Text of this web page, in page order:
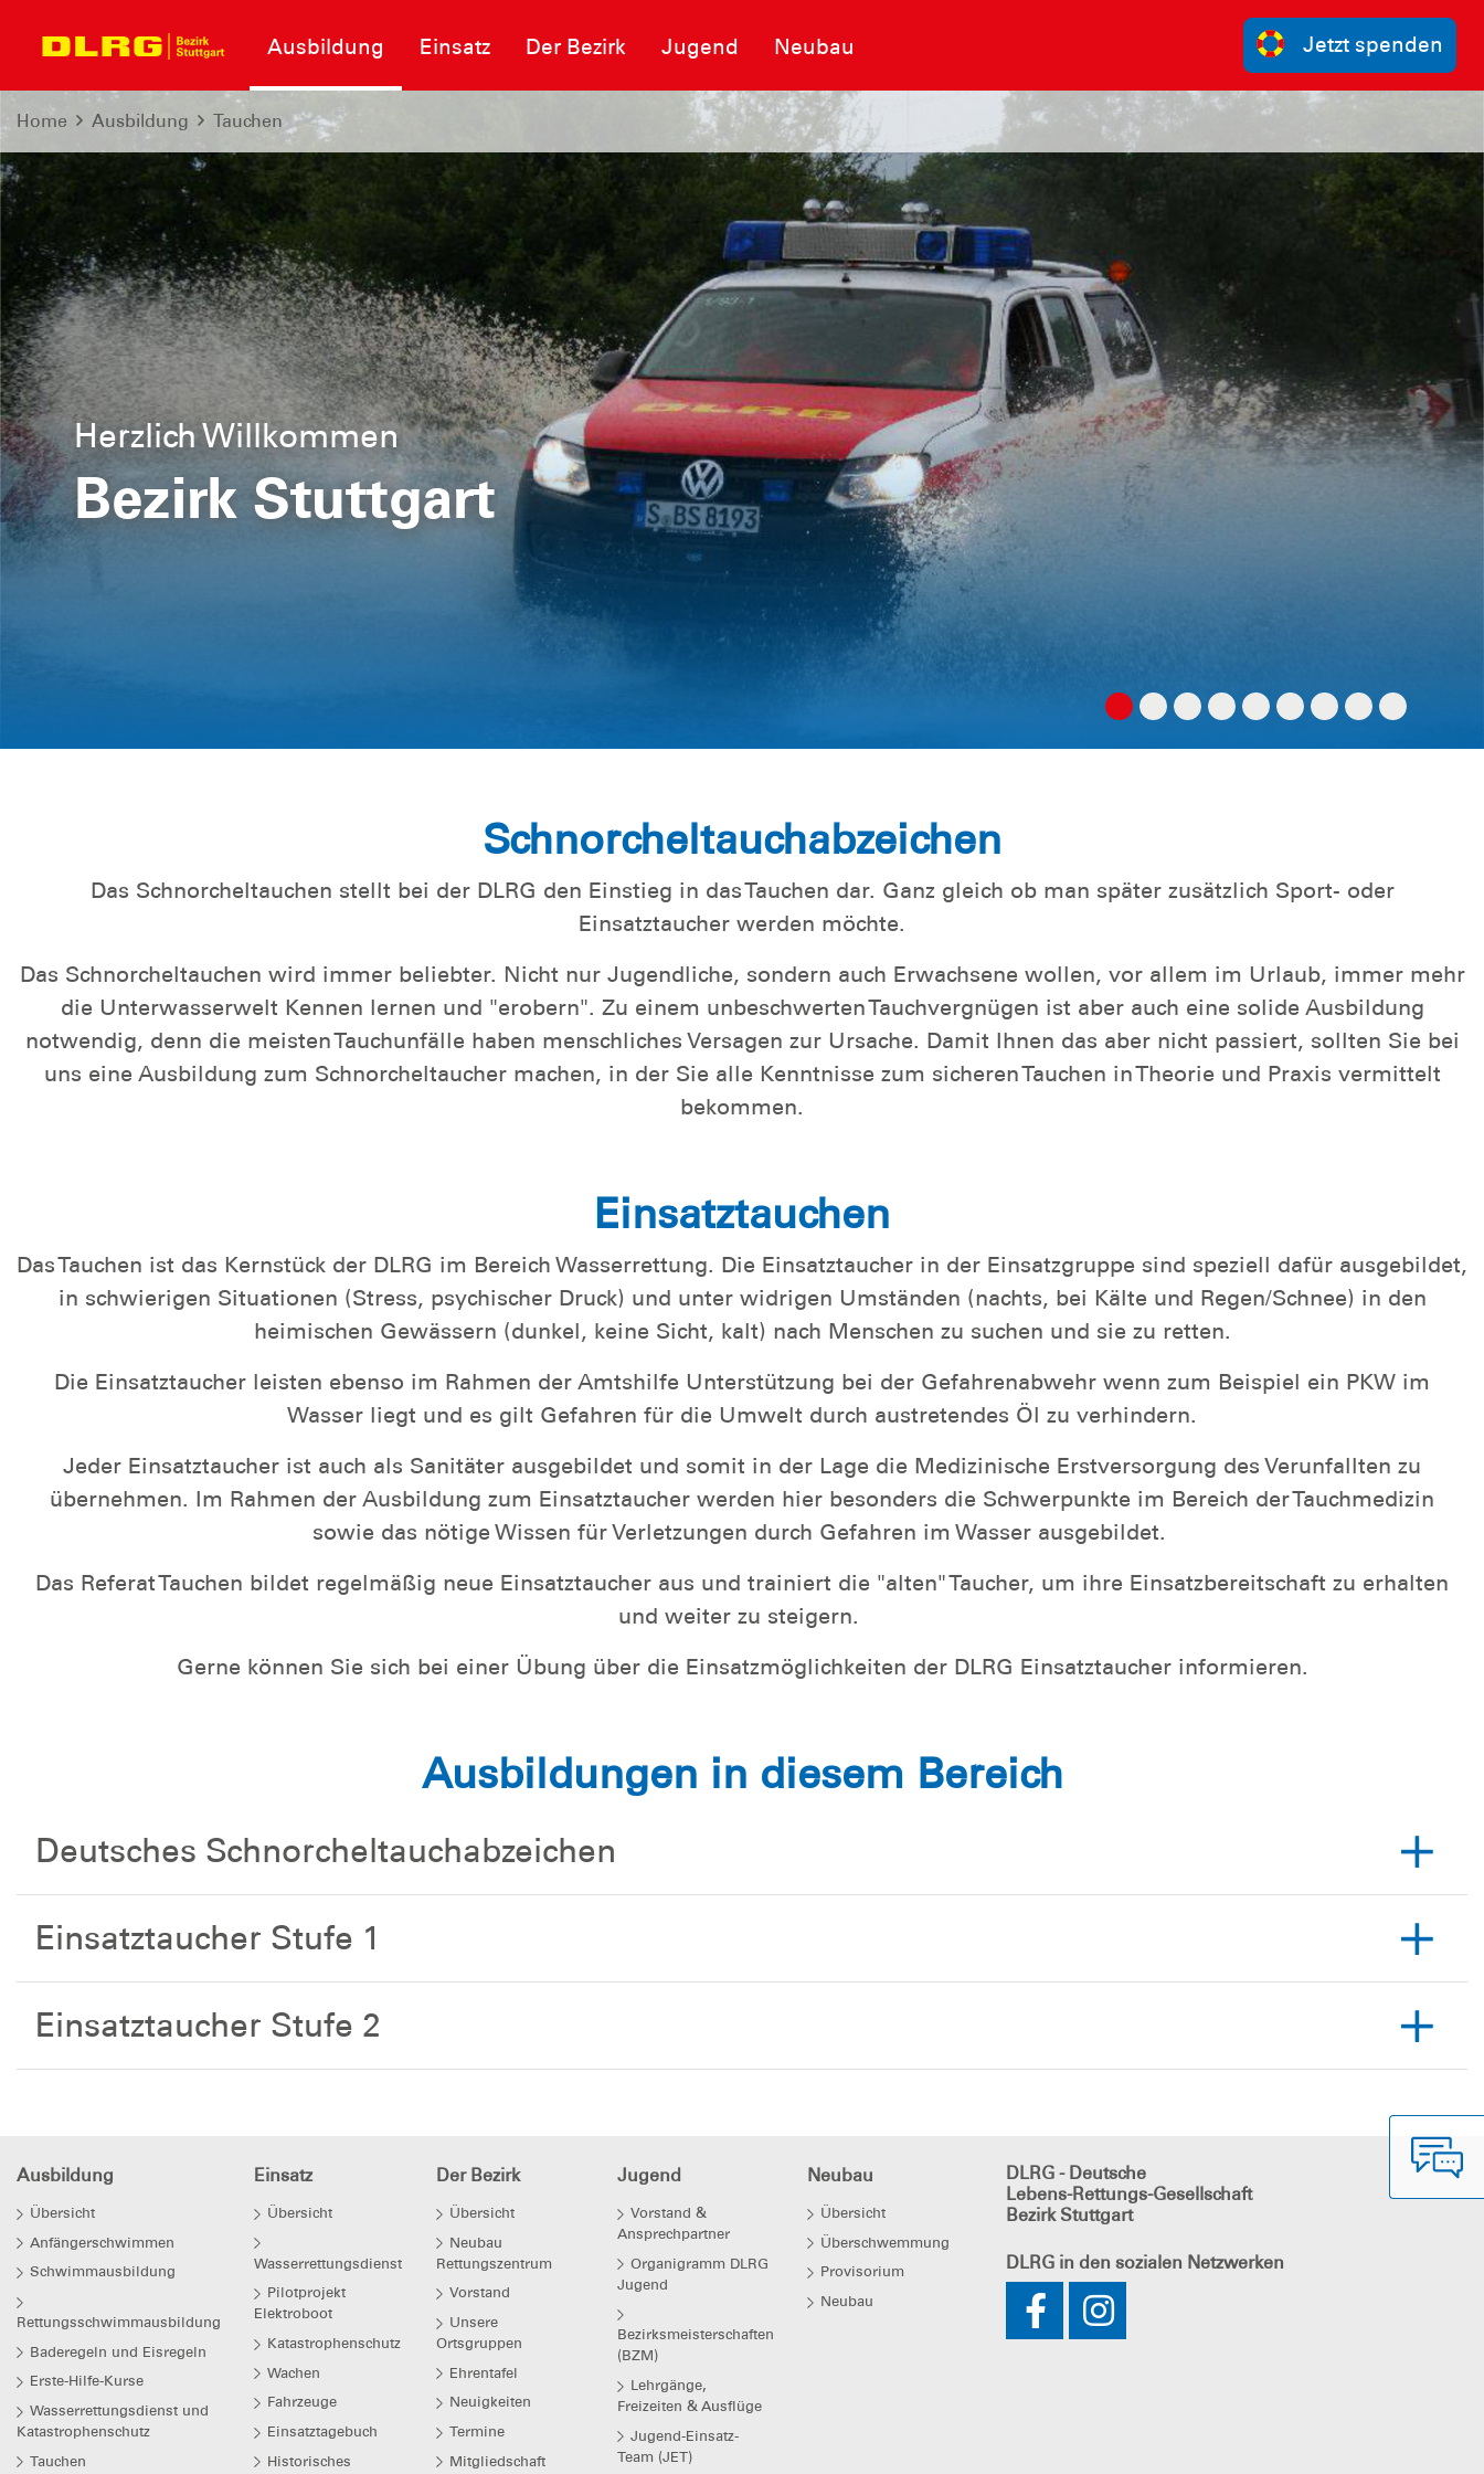
Ausbildung Einsatz Der Bezirk Jugend Neubau Jetzt spenden
Home Ausbildung Tauchen
Herzlich Willkommen
Bezirk Stuttgart
Informationen zum Neubau des Rettungszentrums
Neubau Rettungszentrum
Schnorcheltauchabzeichen
Das Schnorcheltauchen stellt bei der DLRG den Einstieg in das Tauchen dar. Ganz gleich ob man später zusätzlich Sport- oder
Einsatztaucher werden möchte.
Das Schnorcheltauchen wird immer beliebter. Nicht nur Jugendliche, sondern auch Erwachsene wollen, vor allem im Urlaub, immer mehr
die Unterwasserwelt Kennen lernen und "erobern". Zu einem unbeschwerten Tauchvergnügen ist aber auch eine solide Ausbildung
notwendig, denn die meisten Tauchunfälle haben menschliches Versagen zur Ursache. Damit Ihnen das aber nicht passiert, sollten Sie bei
uns eine Ausbildung zum Schnorcheltaucher machen, in der Sie alle Kenntnisse zum sicheren Tauchen in Theorie und Praxis vermittelt
bekommen.
Einsatztauchen
Das Tauchen ist das Kernstück der DLRG im Bereich Wasserrettung. Die Einsatztaucher in der Einsatzgruppe sind speziell dafür ausgebildet,
in schwierigen Situationen (Stress, psychischer Druck) und unter widrigen Umständen (nachts, bei Kälte und Regen/Schnee) in den
heimischen Gewässern (dunkel, keine Sicht, kalt) nach Menschen zu suchen und sie zu retten.
Die Einsatztaucher leisten ebenso im Rahmen der Amtshilfe Unterstützung bei der Gefahrenabwehr wenn zum Beispiel ein PKW im
Wasser liegt und es gilt Gefahren für die Umwelt durch austretendes Öl zu verhindern.
Jeder Einsatztaucher ist auch als Sanitäter ausgebildet und somit in der Lage die Medizinische Erstversorgung des Verunfallten zu
übernehmen. Im Rahmen der Ausbildung zum Einsatztaucher werden hier besonders die Schwerpunkte im Bereich der Tauchmedizin
sowie das nötige Wissen für Verletzungen durch Gefahren im Wasser ausgebildet.
Das Referat Tauchen bildet regelmäßig neue Einsatztaucher aus und trainiert die "alten" Taucher, um ihre Einsatzbereitschaft zu erhalten
und weiter zu steigern.
Gerne können Sie sich bei einer Übung über die Einsatzmöglichkeiten der DLRG Einsatztaucher informieren.
Ausbildungen in diesem Bereich
Deutsches Schnorcheltauchabzeichen
Einsatztaucher Stufe 1
Einsatztaucher Stufe 2
Ausbildung
Übersicht
Anfängerschwimmen
Schwimmausbildung
Rettungsschwimmausbildung
Baderegeln und Eisregeln
Erste-Hilfe-Kurse
Wasserrettungsdienst und
Katastrophenschutz
Tauchen
Einsatz
Übersicht
Wasserrettungsdienst
Pilotprojekt
Elektroboot
Katastrophenschutz
Wachen
Fahrzeuge
Einsatztagebuch
Historisches
Der Bezirk
Übersicht
Neubau
Rettungszentrum
Vorstand
Unsere
Ortsgruppen
Ehrentafel
Neuigkeiten
Termine
Mitgliedschaft
Jugend
Vorstand &
Ansprechpartner
Organigramm DLRG
Jugend
Bezirksmeisterschaften
(BZM)
Lehrgänge,
Freizeiten & Ausflüge
Jugend-Einsatz-
Team (JET)
Neubau
Übersicht
Überschwemmung
Provisorium
Neubau
DLRG - Deutsche
Lebens-Rettungs-Gesellschaft
Bezirk Stuttgart
DLRG in den sozialen Netzwerken